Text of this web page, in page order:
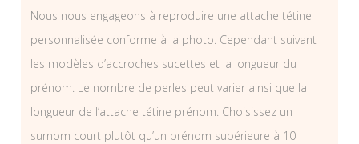
Nous nous engageons à reproduire une attache tétine
personnalisée conforme à la photo. Cependant suivant
les modèles d’accroches sucettes et la longueur du
prénom. Le nombre de perles peut varier ainsi que la
longueur de l’attache tétine prénom. Choisissez un
surnom court plutôt qu’un prénom supérieure à 10